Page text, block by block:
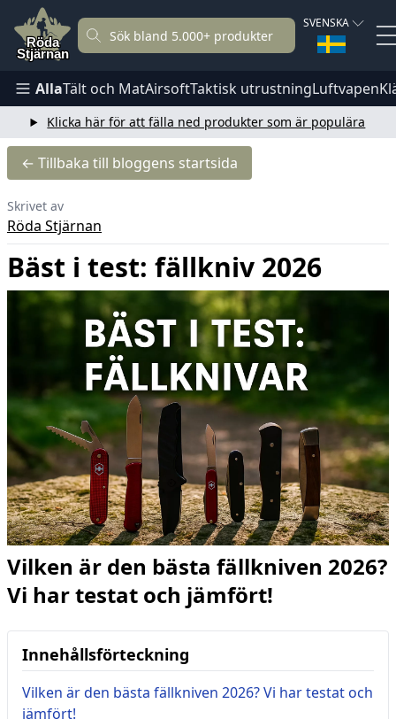
SVENSKA
AllaTält och MatAirsoftTaktisk utrustningLuftvapen
Klicka här för att fälla ned produkter som är populära
← Tillbaka till bloggens startsida
Skrivet av
Röda Stjärnan
Bäst i test: fällkniv 2026
Vilken är den bästa fällkniven 2026?
Vi har testat och jämfört!
Innehållsförteckning
Vilken är den bästa fällkniven 2026? Vi har testat och
jämfört!